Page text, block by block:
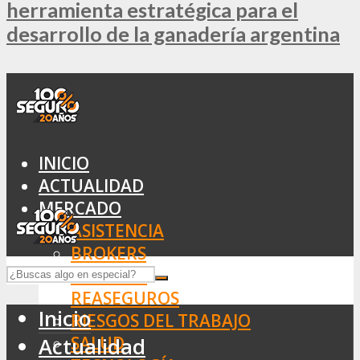
herramienta estratégica para el
desarrollo de la ganadería argentina
INICIO
ACTUALIDAD
MERCADO
ASISTENCIA
BROKERS
SEGUROS
REASEGUROS
RIESGOS DEL TRABAJO
SALUD
Inicio
Actualidad